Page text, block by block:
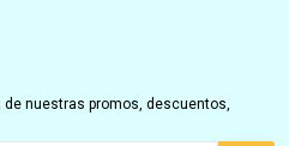
de nuestras promos, descuentos,